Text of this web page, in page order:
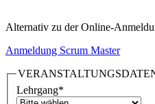
Alternativ zu der Online-
Anmeldung Scrum Master
Lehrgang*